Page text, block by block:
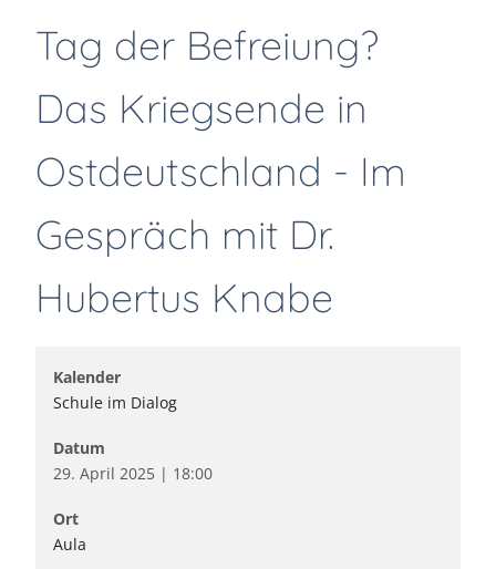
Tag der Befreiung?
Das Kriegsende in
Ostdeutschland - Im
Gespräch mit Dr.
Hubertus Knabe
Kalender
Schule im Dialog
Datum
29. April 2025
18:00
Ort
Aula